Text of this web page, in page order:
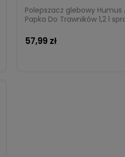
pomysłów do ogrodu
Polepszacz glebowy Humus
Papka Do Trawników 1,2 l
57,99 zł